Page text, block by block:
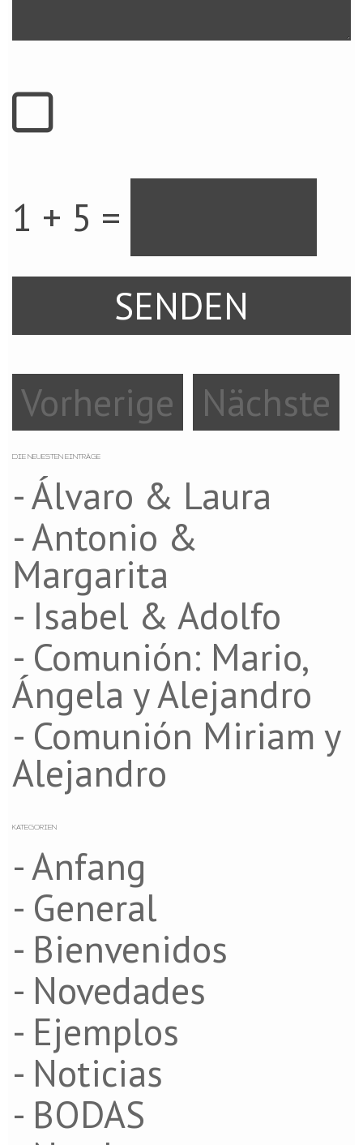
1 + 5 =
Vorherige Nächste
DIE NEUESTEN EINTRÄGE
- Álvaro & Laura
- Antonio &
Margarita
- Isabel & Adolfo
- Comunión: Mario,
Ángela y Alejandro
- Comunión Miriam y
Alejandro
KATEGORIEN
- Anfang
- General
- Bienvenidos
- Novedades
- Ejemplos
- Noticias
- BODAS